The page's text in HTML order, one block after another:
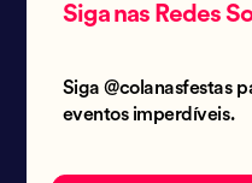
Siga nas Redes
Siga @colanasfestas
eventos imperdíveis.